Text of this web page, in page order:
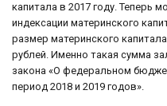
капитала в 2017 году. Теперь
индексации материнского
размер материнского
рублей. Именно такая сумма
закона «О федеральном
период 2018 и 2019 годов».